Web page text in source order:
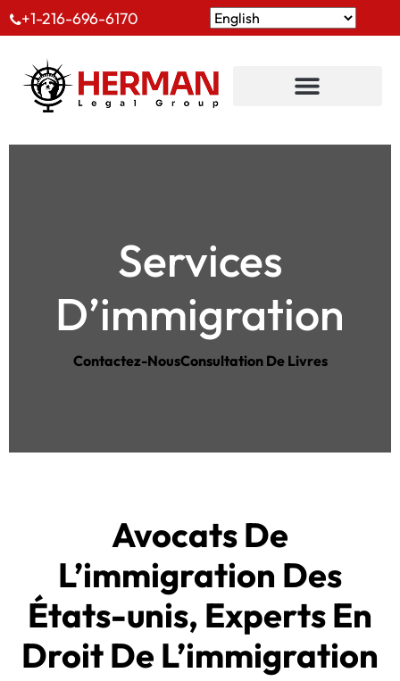
+1-216-696-6170
Services
D’immigration
Contactez-NousConsultation De Livres
Avocats De
L’immigration Des
États-unis, Experts En
Droit De L’immigration